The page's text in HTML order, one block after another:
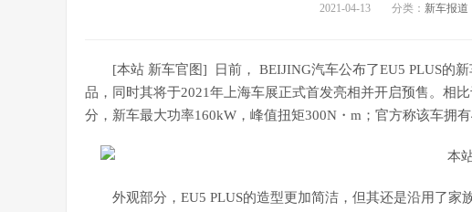
2021-04-13 分类： 新车报道
[本站 新车官图] 日前， BEIJING汽车公布了EU5 PLUS的
品，同时其将于2021年上海车展正式首发亮相并开启预售。相
分，新车最大功率160kW，峰值扭矩300N・m；官方称该车拥有
外观部分，EU5 PLUS的造型更加简洁，但其还是沿用了家